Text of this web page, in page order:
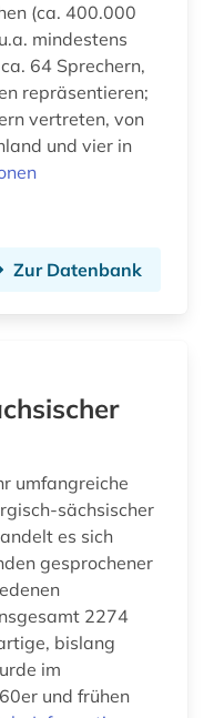
katholische kirche. sancta sedes (1)
(1)
(ca. 400.000
mindestens
64 Sprechern,
repräsentieren;
vertreten, von
und vier in
Zur Datenbank
umfangreiche
sächsischer
es sich
gesprochener
2274
bislang
im
und frühen